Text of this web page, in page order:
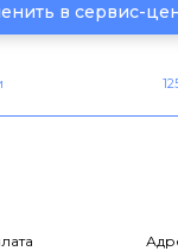
в сервис-